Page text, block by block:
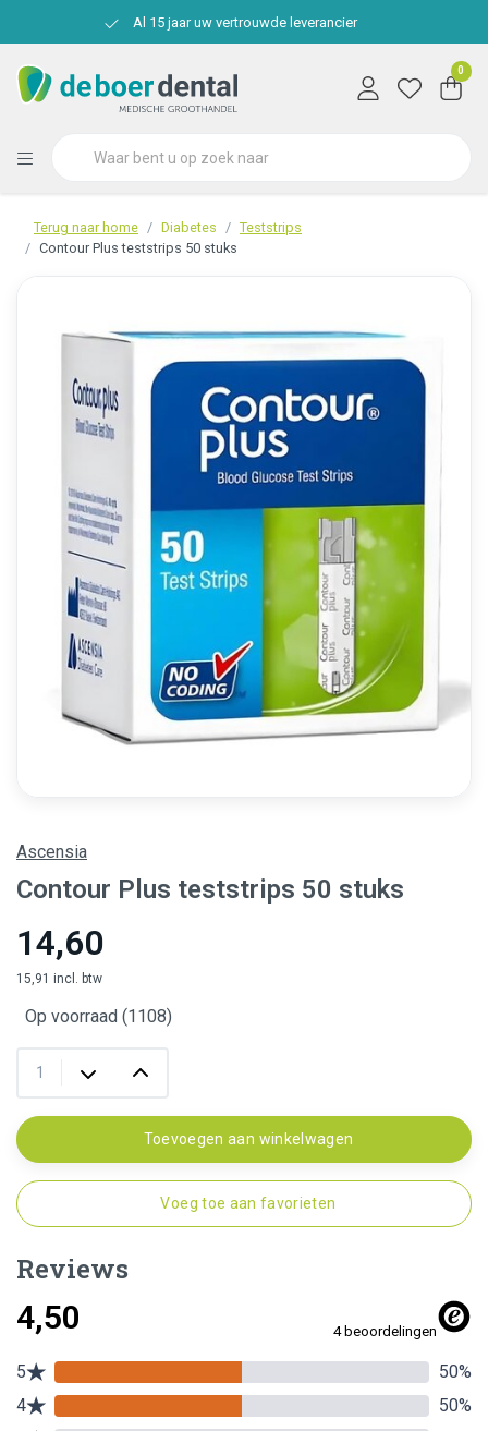
Al 15 jaar uw vertrouwde leverancier
0
Terug naar home Diabetes
Teststrips
Contour Plus teststrips 50 stuks
Ascensia
Contour Plus teststrips 50 stuks
14,60
15,91 incl. btw
Op voorraad (1108)
Toevoegen aan winkelwagen
Voeg toe aan favorieten
Reviews